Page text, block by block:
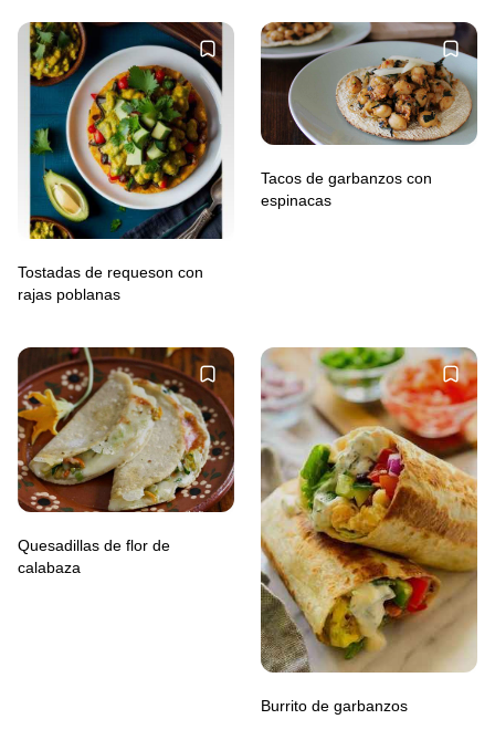
Tostadas de requeson con
rajas poblanas
Tacos de garbanzos con
espinacas
Quesadillas de flor de
calabaza
Burrito de garbanzos